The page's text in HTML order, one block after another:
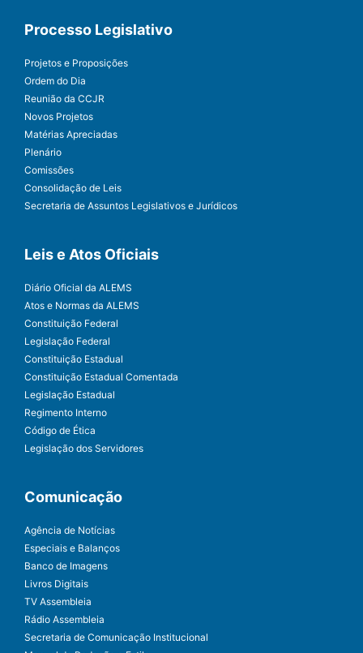
Processo Legislativo
Projetos e Proposições
Ordem do Dia
Reunião da CCJR
Novos Projetos
Matérias Apreciadas
Plenário
Comissões
Consolidação de Leis
Secretaria de Assuntos Legislativos e Jurídicos
Leis e Atos Oficiais
Diário Oficial da ALEMS
Atos e Normas da ALEMS
Constituição Federal
Legislação Federal
Constituição Estadual
Constituição Estadual Comentada
Legislação Estadual
Regimento Interno
Código de Ética
Legislação dos Servidores
Comunicação
Agência de Notícias
Especiais e Balanços
Banco de Imagens
Livros Digitais
TV Assembleia
Rádio Assembleia
Secretaria de Comunicação Institucional